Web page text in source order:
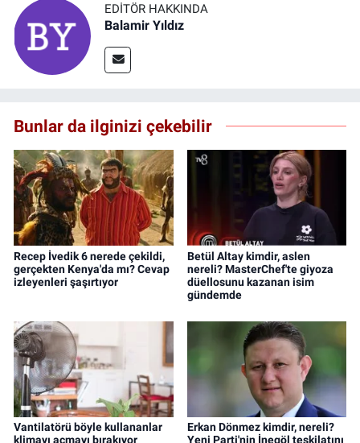
EDITÖR HAKKINDA
Balamir Yıldız
Bunlar da ilginizi çekebilir
Recep İvedik 6 nerede çekildi,
gerçekten Kenya'da mı? Cevap
izleyenleri şaşırtıyor
Betül Altay kimdir, aslen
nereli? MasterChef'te giyoza
düellosunu kazanan isim
gündemde
Vantilatörü böyle kullananlar
klimayı açmayı bırakıyor
Erkan Dönmez kimdir, nereli?
Yeni Parti'nin İnegöl teşkilatını